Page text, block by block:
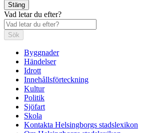
Stäng
Vad letar du efter?
Sök
Byggnader
Händelser
Idrott
Innehållsförteckning
Kultur
Politik
Sjöfart
Skola
Kontakta Helsingborgs stadslexikon